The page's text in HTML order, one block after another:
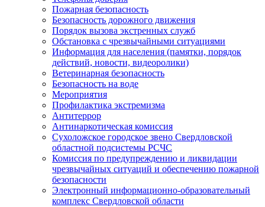
Пожарная безопасность
Безопасность дорожного движения
Порядок вызова экстренных служб
Обстановка с чрезвычайными ситуациями
Информация для населения (памятки, порядок
действий, новости, видеоролики)
Ветеринарная безопасность
Безопасность на воде
Мероприятия
Профилактика экстремизма
Антитеррор
Антинаркотическая комиссия
Сухоложское городское звено Свердловской
областной подсистемы РСЧС
Комиссия по предупреждению и ликвидации
чрезвычайных ситуаций и обеспечению пожарной
безопасности
Электронный информационно-образовательный
комплекс Cвердловской области